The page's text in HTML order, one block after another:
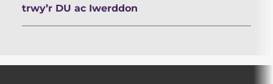
trwy’r DU ac Iwerddon